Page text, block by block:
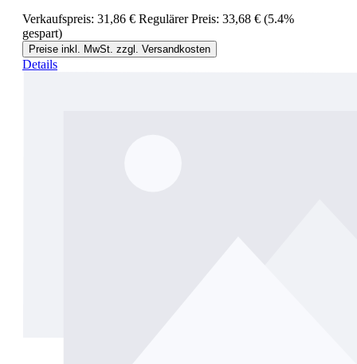
Verkaufspreis: 31,86 € Regulärer Preis: 33,68 € (5.4%
gespart)
Preise inkl. MwSt. zzgl. Versandkosten
Details